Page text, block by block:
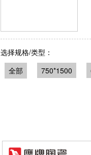
选择规格/类型：
全部
750*1500